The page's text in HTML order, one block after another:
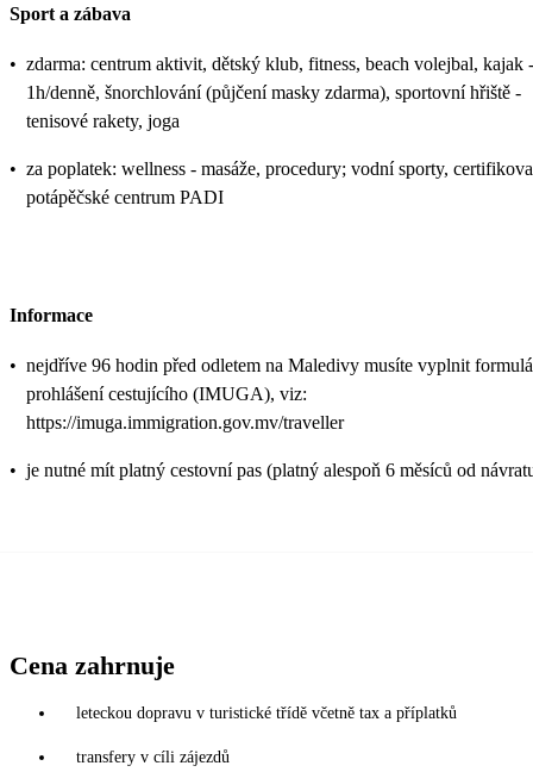
Sport a zábava
• zdarma: centrum aktivit, dětský klub, fitness, beach volejbal, kajak -
1h/denně, šnorchlování (půjčení masky zdarma), sportovní hřiště -
tenisové rakety, joga
• za poplatek: wellness - masáže, procedury; vodní sporty,
potápěčské centrum PADI
Informace
• nejdříve 96 hodin před odletem na Maledivy musíte vyplnit
prohlášení cestujícího (IMUGA), viz:
https://imuga.immigration.gov.mv/traveller
• je nutné mít platný cestovní pas (platný alespoň 6 měsíců od
Cena zahrnuje
leteckou dopravu v turistické třídě včetně tax a příplatků
transfery v cíli zájezdů